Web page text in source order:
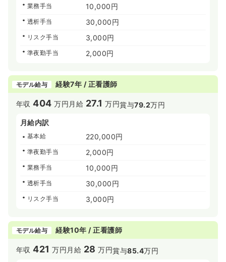
業務手当 10,000円
透析手当 30,000円
リスク手当 3,000円
準夜勤手当 2,000円
モデル給与 経験7年 / 正看護師
年収404 万円 月給 27.1 万円賞与79.2万円
月給内訳
基本給 220,000円
準夜勤手当 2,000円
業務手当 10,000円
透析手当 30,000円
リスク手当 3,000円
モデル給与 経験10年 / 正看護師
年収421 万円 月給 28 万円賞与85.4万円